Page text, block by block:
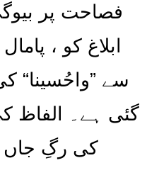
فصاحت پر
ابلاغ کو ،
سے ”واحُسینا“
گئی ہے۔ الفاظ
کی رگِ جاں